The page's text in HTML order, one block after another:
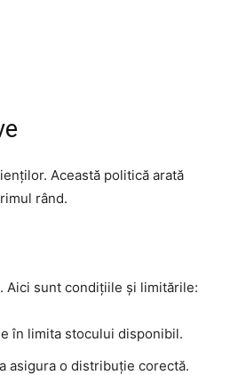
Această politică arată
rând.
Aici sunt condițiile și limitările:
în limita stocului disponibil.
asigura o distribuție corectă.